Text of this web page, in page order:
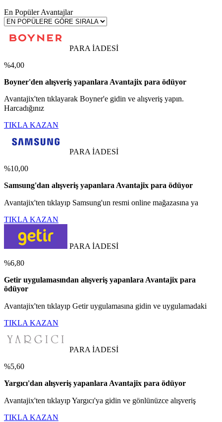
En Popüler Avantajlar
PARA İADESİ
%4,00
Boyner'den alışveriş yapanlara Avantajix para ödüyor
Avantajix'ten tıklayarak Boyner'e gidin ve alışveriş yapın.
Harcadığınız
TIKLA KAZAN
PARA İADESİ
%10,00
Samsung'dan alışveriş yapanlara Avantajix para ödüyor
Avantajix'ten tıklayıp Samsung'un resmi online mağazasına ya
TIKLA KAZAN
PARA İADESİ
%6,80
Getir uygulamasından alışveriş yapanlara Avantajix para
ödüyor
Avantajix'ten tıklayıp Getir uygulamasına gidin ve uygulamadaki
TIKLA KAZAN
PARA İADESİ
%5,60
Yargıcı'dan alışveriş yapanlara Avantajix para ödüyor
Avantajix'ten tıklayıp Yargıcı'ya gidin ve gönlünüzce alışveriş
TIKLA KAZAN